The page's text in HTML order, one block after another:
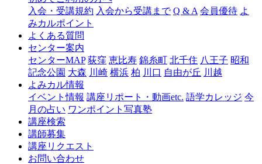
ャ
糸
入会・受講規約 入会から受講まで Q & A 会員優待 よ
みカルポイント
よくある質問
センター案内
センターMAP 荻窪 恵比寿 錦糸町 北千住 八王子 昭和
記念公園 大森 川崎 横浜 柏 川口 自由が丘 川越
よみカル情報
イベント情報 講座リポート・動画etc. 語学カレッジ 今
月の占い ワンポイント写真塾
講座検索
講師募集
講座リクエスト
お問い合わせ